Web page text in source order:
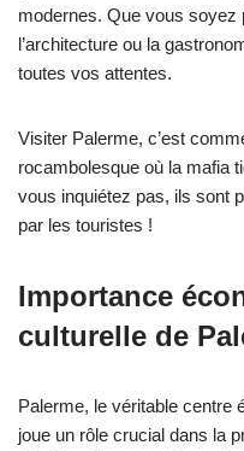
modernes. Que vous soyez
l’architecture ou la
toutes vos attentes.
Visiter Palerme, c’est
rocambolesque où la mafia
vous inquiétez pas, ils sont
par les touristes !
Importance
culturelle de
Palerme, le véritable centre
joue un rôle crucial dans la